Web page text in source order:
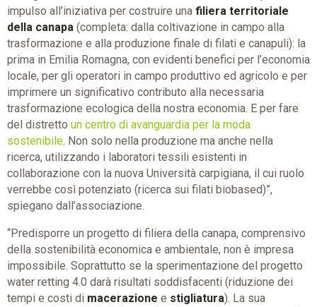
impulso all’iniziativa per costruire una filiera territoriale
della canapa (completa: dalla coltivazione in campo alla
trasformazione e alla produzione finale di filati e canapuli): la
prima in Emilia Romagna, con evidenti benefici per l’economia
locale, per gli operatori in campo produttivo ed agricolo e per
imprimere un significativo contributo alla necessaria
trasformazione ecologica della nostra economia. E per fare
del distretto un centro di avanguardia per la moda
sostenibile . Non solo nella produzione ma anche nella
ricerca, utilizzando i laboratori tessili esistenti in
collaborazione con la nuova Università carpigiana, il cui ruolo
verrebbe così potenziato (ricerca sui filati biobased)”,
spiegano dall’associazione.
“Predisporre un progetto di filiera della canapa, comprensivo
della sostenibilità economica e ambientale, non è impresa
impossibile. Soprattutto se la sperimentazione del progetto
water retting 4.0 darà risultati soddisfacenti (riduzione dei
tempi e costi di macerazione e stigliatura). La sua